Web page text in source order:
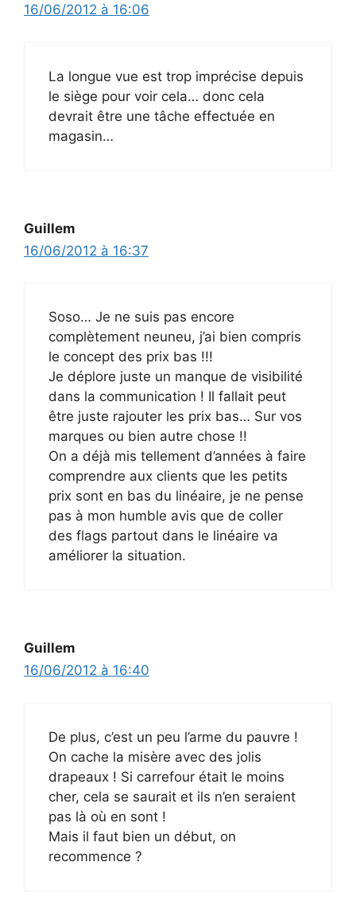
16/06/2012 à 16:06
La longue vue est trop imprécise depuis
le siège pour voir cela… donc cela
devrait être une tâche effectuée en
magasin…
Guillem
16/06/2012 à 16:37
Soso… Je ne suis pas encore
complètement neuneu, j’ai bien compris
le concept des prix bas !!!
Je déplore juste un manque de visibilité
dans la communication ! Il fallait peut
être juste rajouter les prix bas… Sur vos
marques ou bien autre chose !!
On a déjà mis tellement d’années à faire
comprendre aux clients que les petits
prix sont en bas du linéaire, je ne pense
pas à mon humble avis que de coller
des flags partout dans le linéaire va
améliorer la situation.
Guillem
16/06/2012 à 16:40
De plus, c’est un peu l’arme du pauvre !
On cache la misère avec des jolis
drapeaux ! Si carrefour était le moins
cher, cela se saurait et ils n’en seraient
pas là où en sont !
Mais il faut bien un début, on
recommence ?